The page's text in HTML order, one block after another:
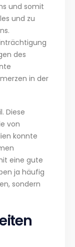
und somit
und zu
des
in der
Diese
von
konnte
eine gute
ja häufig
sondern